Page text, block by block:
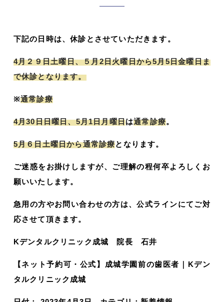
下記の日時は、休診とさせていただきます。
4月２９日土曜日、５月2日火曜日から5月5日金曜日ま
で休診となります。
※通常診療
4月30日日曜日、5月1日月曜日は通常診療。
5月６日土曜日から通常診療となります。
ご迷惑をお掛けしますが、ご理解の程何卒よろしくお
願いいたします。
急用の方やお問い合わせの方は、公式ラインにてご対
応させて頂きます。
Kデンタルクリニック成城 院長 石井
【ネット予約可・公式】成城学園前の歯医者｜Kデン
タルクリニック成城